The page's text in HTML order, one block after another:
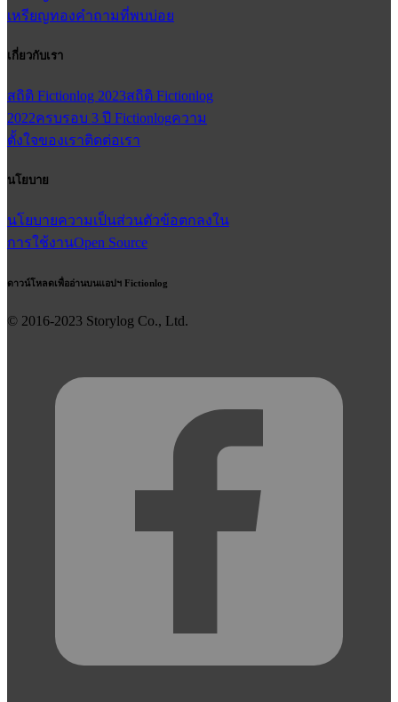
เหรียญทองคำถามที่พบบ่อย
เกี่ยวกับเรา
สถิติ Fictionlog 2023สถิติ Fictionlog
2022ครบรอบ 3 ปี Fictionlogความ
ตั้งใจของเราติดต่อเรา
นโยบาย
นโยบายความเป็นส่วนตัวข้อตกลงใน
การใช้งานOpen Source
ดาวน์โหลดเพื่ออ่านบนแอปฯ Fictionlog
© 2016-2023 Storylog Co., Ltd.